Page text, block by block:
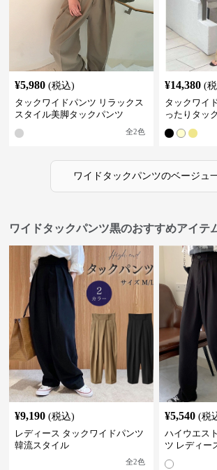
¥5,980 (税込)
タックワイドパンツ リラックス
スタイル美脚タックパンツ
全2色
¥14,380 (
タックワイ
ったりタッ
ワイドタックパンツのベージュ
ワイドタックパンツ黒のおすすめアイテ
¥9,190 (税込)
レディース タックワイドパンツ
韓流スタイル
全2色
¥5,540 (税
ハイウエス
ツ レディー